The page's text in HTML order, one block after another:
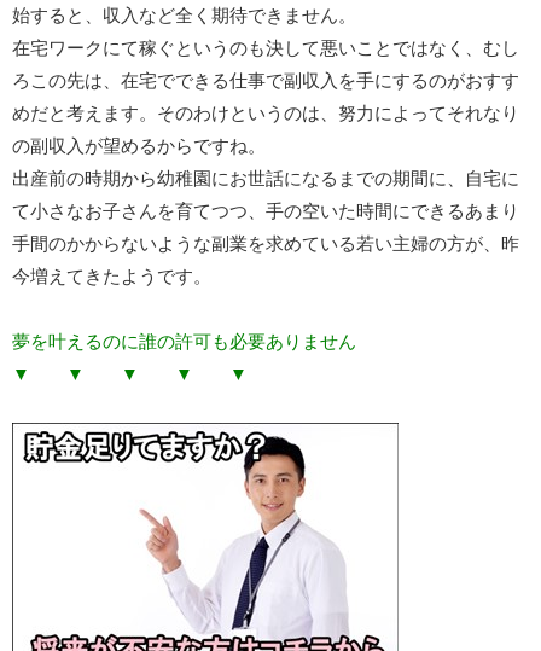
始すると、収入など全く期待できません。
在宅ワークにて稼ぐというのも決して悪いことではなく、むし
ろこの先は、在宅でできる仕事で副収入を手にするのがおすす
めだと考えます。そのわけというのは、努力によってそれなり
の副収入が望めるからですね。
出産前の時期から幼稚園にお世話になるまでの期間に、自宅に
て小さなお子さんを育てつつ、手の空いた時間にできるあまり
手間のかからないような副業を求めている若い主婦の方が、昨
今増えてきたようです。
夢を叶えるのに誰の許可も必要ありません
▼ ▼ ▼ ▼ ▼